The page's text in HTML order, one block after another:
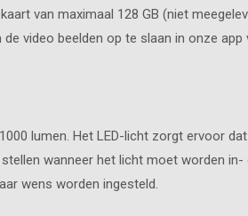
van maximaal 128 GB (niet
video beelden op te slaan in onze
lumen. Het LED-licht zorgt ervoor
wanneer het licht moet worden
wens worden ingesteld.